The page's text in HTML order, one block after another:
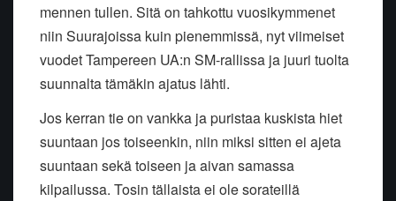
mennen tullen. Sitä on tahkottu vuosikymmenet
niin Suurajoissa kuin pienemmissä, nyt viimeiset
vuodet Tampereen UA:n SM-rallissa ja juuri tuolta
suunnalta tämäkin ajatus lähti.
Jos kerran tie on vankka ja puristaa kuskista hiet
suuntaan jos toiseenkin, niin miksi sitten ei ajeta
suuntaan sekä toiseen ja aivan samassa
kilpailussa. Tosin tällaista ei ole sorateillä